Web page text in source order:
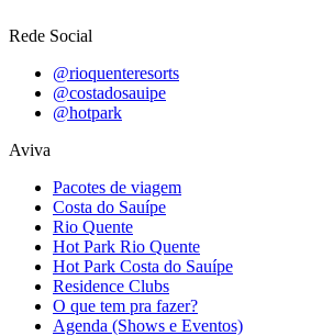
Rede Social
@rioquenteresorts
@costadosauipe
@hotpark
Aviva
Pacotes de viagem
Costa do Sauípe
Rio Quente
Hot Park Rio Quente
Hot Park Costa do Sauípe
Residence Clubs
O que tem pra fazer?
Agenda (Shows e Eventos)